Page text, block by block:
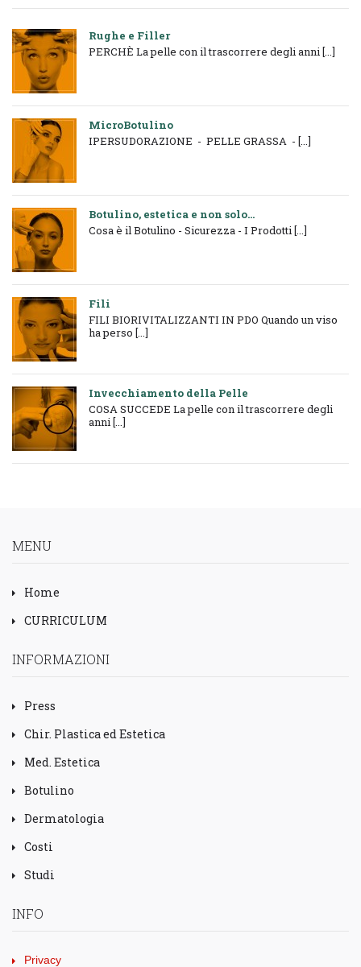
Rughe e Filler
PERCHÈ La pelle con il trascorrere degli anni [...]
MicroBotulino
IPERSUDORAZIONE - PELLE GRASSA - [...]
Botulino, estetica e non solo...
Cosa è il Botulino - Sicurezza - I Prodotti [...]
Fili
FILI BIORIVITALIZZANTI IN PDO Quando un viso
ha perso [...]
Invecchiamento della Pelle
COSA SUCCEDE La pelle con il trascorrere degli
anni [...]
MENU
Home
CURRICULUM
INFORMAZIONI
Press
Chir. Plastica ed Estetica
Med. Estetica
Botulino
Dermatologia
Costi
Studi
INFO
Privacy